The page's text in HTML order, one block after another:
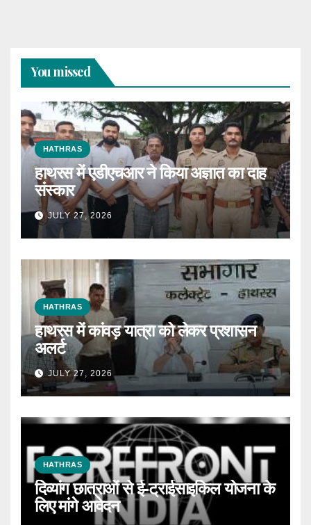
You missed
HATHRAS
हाथरस में एडीएचआर ने किया अज्ञात का दाह
संस्कार
JULY 27, 2026
HATHRAS
हाथरस में कांवड़ यात्रा को लेकर प्रशासन
अलर्ट
JULY 27, 2026
HATHRAS
दिव्यांग छात्राओं से ई-ट्राईसाइकिल योजना के
लिए मांगे आवेदन